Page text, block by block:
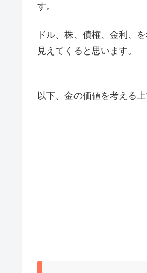
す。
ドル、株、債権、金利、
見えてくると思います。
以下、金の価値を考える